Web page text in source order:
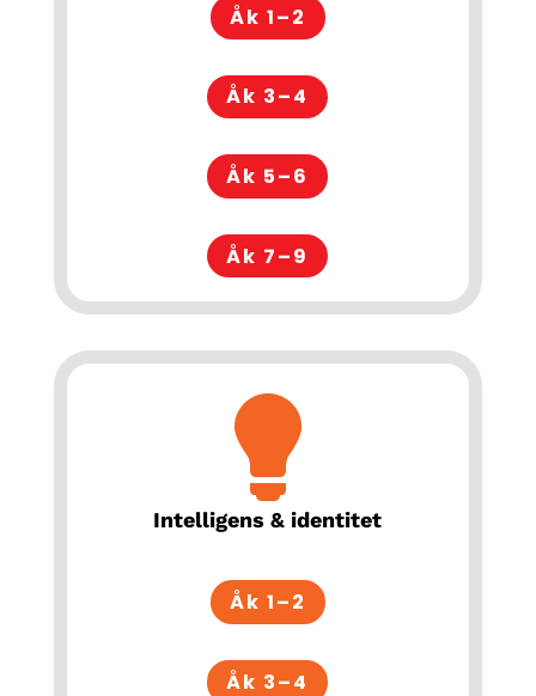
Åk 1–2
Åk 3–4
Åk 5–6
Åk 7–9
Intelligens & identitet
Åk 1–2
Åk 3–4